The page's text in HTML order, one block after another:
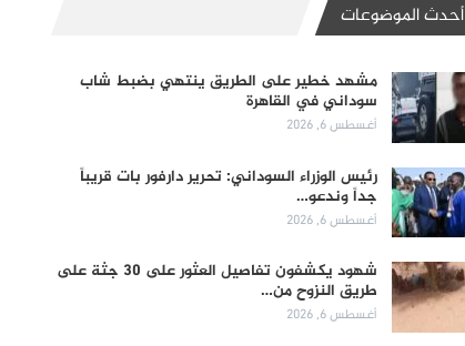
أحدث الموضوعات
مشهد خطير على الطريق ينتهي بضبط شاب
سوداني في القاهرة
أغسطس 6, 2026
رئيس الوزراء السوداني: تحرير دارفور بات قريباً
جداً وندعو…
أغسطس 6, 2026
شهود يكشفون تفاصيل العثور على 30 جثة على
طريق النزوح من…
أغسطس 6, 2026